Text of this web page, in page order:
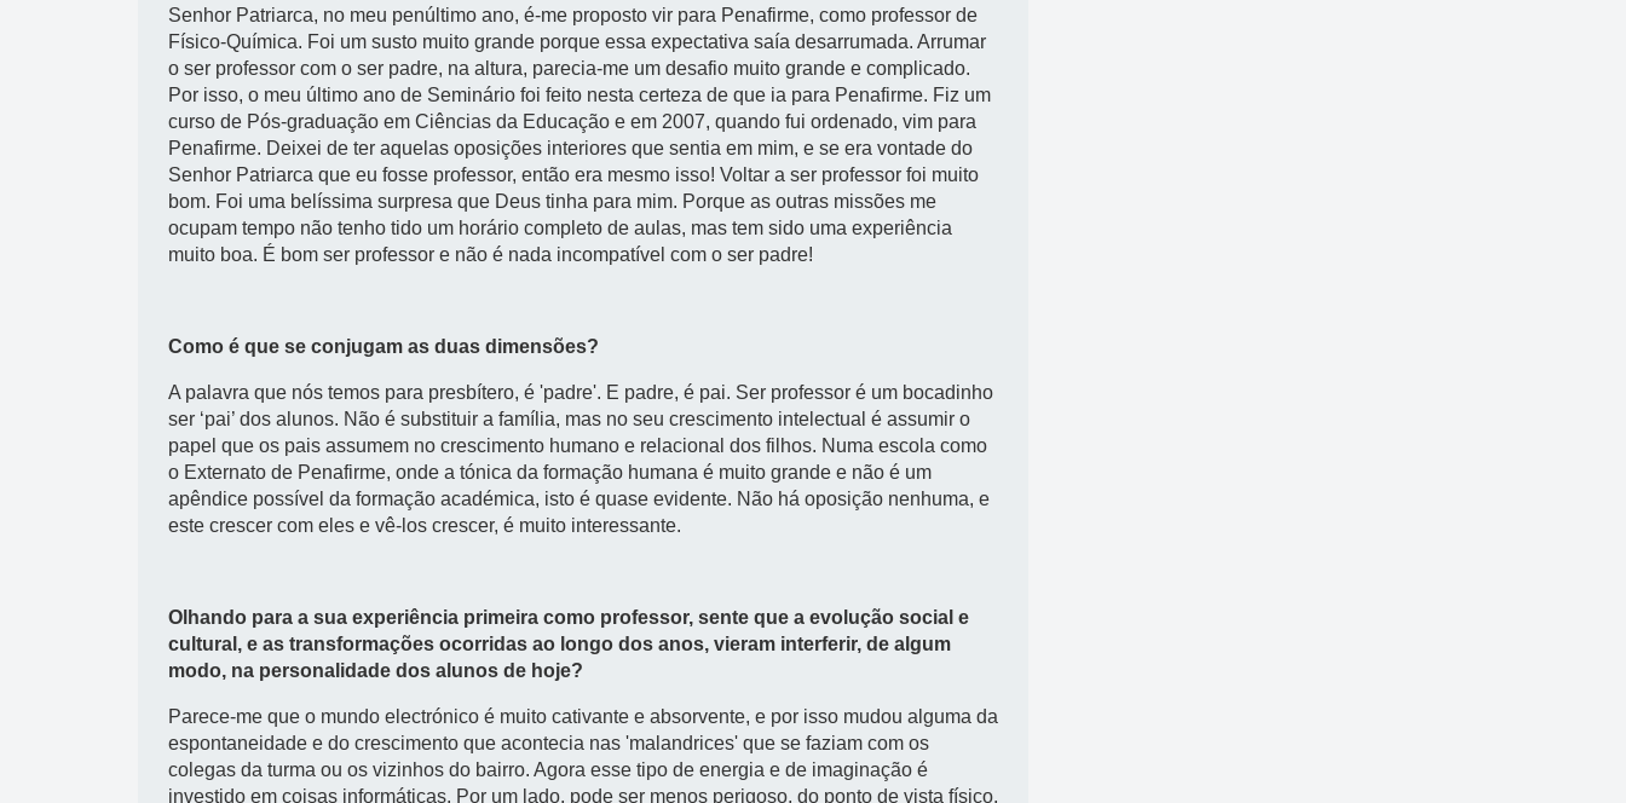
Senhor Patriarca, no meu penúltimo ano, é-me proposto vir para Penafirme, como professor de
Físico-Química. Foi um susto muito grande porque essa expectativa saía desarrumada. Arrumar
o ser professor com o ser padre, na altura, parecia-me um desafio muito grande e complicado.
Por isso, o meu último ano de Seminário foi feito nesta certeza de que ia para Penafirme. Fiz um
curso de Pós-graduação em Ciências da Educação e em 2007, quando fui ordenado, vim para
Penafirme. Deixei de ter aquelas oposições interiores que sentia em mim, e se era vontade do
Senhor Patriarca que eu fosse professor, então era mesmo isso! Voltar a ser professor foi muito
bom. Foi uma belíssima surpresa que Deus tinha para mim. Porque as outras missões me
ocupam tempo não tenho tido um horário completo de aulas, mas tem sido uma experiência
muito boa. É bom ser professor e não é nada incompatível com o ser padre!
Como é que se conjugam as duas dimensões?
A palavra que nós temos para presbítero, é 'padre'. E padre, é pai. Ser professor é um bocadinho
ser ‘pai’ dos alunos. Não é substituir a família, mas no seu crescimento intelectual é assumir o
papel que os pais assumem no crescimento humano e relacional dos filhos. Numa escola como
o Externato de Penafirme, onde a tónica da formação humana é muito grande e não é um
apêndice possível da formação académica, isto é quase evidente. Não há oposição nenhuma, e
este crescer com eles e vê-los crescer, é muito interessante.
Olhando para a sua experiência primeira como professor, sente que a evolução social e
cultural, e as transformações ocorridas ao longo dos anos, vieram interferir, de algum
modo, na personalidade dos alunos de hoje?
Parece-me que o mundo electrónico é muito cativante e absorvente, e por isso mudou alguma da
espontaneidade e do crescimento que acontecia nas 'malandrices' que se faziam com os
colegas da turma ou os vizinhos do bairro. Agora esse tipo de energia e de imaginação é
investido em coisas informáticas. Por um lado, pode ser menos perigoso, do ponto de vista físico,